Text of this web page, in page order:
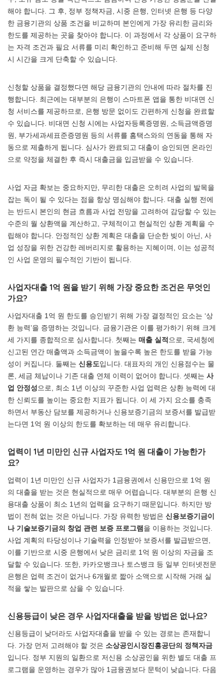
해야 합니다. 그 후, 정부 정책자금, 시중 은행, 인터넷 은행 등 다양
한 금융기관의 상품 조건을 비교하며 본인에게 가장 유리한 금리와
한도를 제공하는 곳을 찾아야 합니다. 이 과정에서 각 상품이 요구하
는 자격 조건과 필요 서류를 미리 확인하고 준비해 두면 실제 신청
시 시간을 크게 단축할 수 있습니다.
신청할 상품을 결정했다면 해당 금융기관의 안내에 따라 절차를 진
행합니다. 최근에는 대부분의 은행이 스마트폰 앱을 통한 비대면 신
청 서비스를 제공하므로, 은행 방문 없이도 간편하게 신청을 완료할
수 있습니다. 비대면 신청 시에는 사업자등록증명원, 소득금액증명
원, 부가세과세표준증명원 등의 서류를 홈택스와의 연동을 통해 자
동으로 제출하게 됩니다. 심사가 완료되고 대출이 승인되면 온라인
으로 약정을 체결한 후 즉시 대출금을 입금받을 수 있습니다.
사업 자금 확보는 중요하지만, 무리한 대출은 오히려 사업의 발목을
잡는 독이 될 수 있다는 점을 항상 명심해야 합니다. 대출 실행 전에
는 반드시 본인의 현금 흐름과 사업 전망을 고려하여 감당할 수 있는
수준의 월 상환액을 계산하고, 구체적이고 현실적인 상환 계획을 수
립해야 합니다. 안정적인 상환 계획은 대출을 단순한 빚이 아닌, 사
업 성장을 위한 건강한 레버리지로 활용하는 지혜이며, 이는 성공적
인 사업 운영의 필수적인 기반이 됩니다.
사업자대출 1억 원을 받기 위해 가장 중요한 조건은 무엇인
가요?
사업자대출 1억 원 한도를 승인받기 위해 가장 결정적인 요소는 ‘상
환 능력’을 증명하는 것입니다. 금융기관은 이를 평가하기 위해 크게
세 가지를 종합적으로 심사합니다. 첫째는 매출 실적 으로, 국세청에
신고된 연간 매출액과 소득금액이 높을수록 높은 한도를 받을 가능
성이 커집니다. 둘째는 신용도입니다. 대표자의 개인 신용점수는 물
론, 세금 체납이나 기존 대출 연체 이력이 없어야 합니다. 셋째는 사
업 안정성으로, 최소 1년 이상의 꾸준한 사업 업력은 상환 능력에 대
한 신뢰도를 높이는 중요한 지표가 됩니다. 이 세 가지 요소를 충족
하면서 부동산 담보를 제공하거나 신용보증기금의 보증서를 발급받
는다면 1억 원 이상의 한도를 확보하는 데 매우 유리합니다.
업력이 1년 미만인 신규 사업자도 1억 원 대출이 가능한가
요?
업력이 1년 미만인 신규 사업자가 1금융권에서 신용만으로 1억 원
의 대출을 받는 것은 현실적으로 매우 어렵습니다. 대부분의 은행 신
용대출 상품이 최소 1년의 업력을 요구하기 때문입니다. 하지만 방
법이 전혀 없는 것은 아닙니다. 가장 유력한 방법은 신용보증기금이
나 기술보증기금의 창업 관련 보증 프로그램 을 이용하는 것입니다.
사업 계획의 타당성이나 기술력을 인정받아 보증서를 발급받으면,
이를 기반으로 시중 은행에서 낮은 금리로 1억 원 이상의 자금을 조
달할 수 있습니다. 또한, 카카오뱅크나 토스뱅크 등 일부 인터넷전문
은행은 업력 조건이 없거나 6개월로 짧아 소액으로 시작해 거래 실
적을 쌓는 발판으로 삼을 수 있습니다.
신용등급이 낮은 경우 사업자대출을 받을 방법은 없나요?
신용등급이 낮더라도 사업자대출을 받을 수 있는 경로는 존재합니
다. 가장 먼저 고려해야 할 것은 소상공인시장진흥공단의 정책자금
입니다. 정부 지원의 일환으로 저신용 소상공인을 위한 별도 대출 프
로그램을 운영하는 경우가 많아 1금융권보다 문턱이 낮습니다. 다음